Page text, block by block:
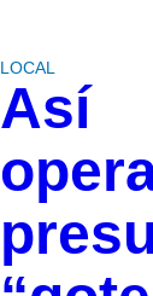
LOCAL
Así